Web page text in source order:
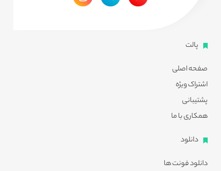
پالت
صفحه اصلی
اشتراک ویژه
پشتیبانی
همکاری با ما
دانلود
دانلود فونت ها